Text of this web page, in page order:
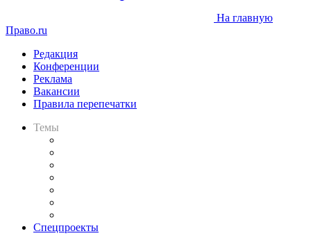
На главную
Право.ru
Редакция
Конференции
Реклама
Вакансии
Правила перепечатки
Темы
Спецпроекты